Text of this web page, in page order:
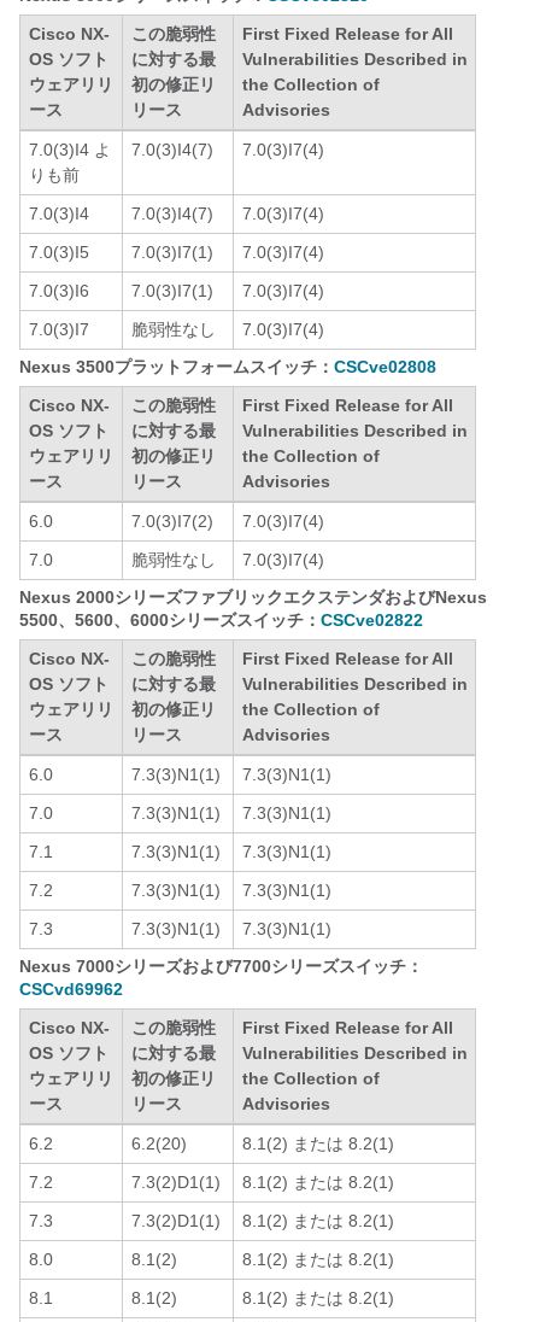
Cisco NX-
OS ソフト
ウェアリリ
ース
この脆弱性
に対する最
初の修正リ
リース
First Fixed Release for All
Vulnerabilities Described in
the Collection of
Advisories
7.0(3)I4 よ
りも前
7.0(3)I4(7) 7.0(3)I7(4)
7.0(3)I4 7.0(3)I4(7)
7.0(3)I7(4)
7.0(3)I5
7.0(3)I7(1)
7.0(3)I7(4)
7.0(3)I6
7.0(3)I7(1)
7.0(3)I7(4)
7.0(3)I7
脆弱性なし
7.0(3)I7(4)
Nexus 3500プラットフォームスイッチ： CSCve02808
Cisco NX-
OS ソフト
ウェアリリ
ース
この脆弱性
に対する最
初の修正リ
リース
First Fixed Release for All
Vulnerabilities Described in
the Collection of
Advisories
6.0 7.0(3)I7(2)
7.0(3)I7(4)
7.0
脆弱性なし
7.0(3)I7(4)
Nexus 2000シリーズファブリックエクステンダおよびNexus
5500、5600、6000シリーズスイッチ： CSCve02822
Cisco NX-
OS ソフト
ウェアリリ
ース
この脆弱性
に対する最
初の修正リ
リース
First Fixed Release for All
Vulnerabilities Described in
the Collection of
Advisories
6.0 7.3(3)N1(1)
7.3(3)N1(1)
7.0
7.3(3)N1(1)
7.3(3)N1(1)
7.1
7.3(3)N1(1)
7.3(3)N1(1)
7.2
7.3(3)N1(1)
7.3(3)N1(1)
7.3
7.3(3)N1(1)
7.3(3)N1(1)
Nexus 7000シリーズおよび7700シリーズスイッチ：
CSCvd69962
Cisco NX-
OS ソフト
ウェアリリ
ース
この脆弱性
に対する最
初の修正リ
リース
First Fixed Release for All
Vulnerabilities Described in
the Collection of
Advisories
6.2 6.2(20)
8.1(2) または 8.2(1)
7.2
7.3(2)D1(1)
8.1(2) または 8.2(1)
7.3
7.3(2)D1(1)
8.1(2) または 8.2(1)
8.0
8.1(2)
8.1(2) または 8.2(1)
8.1
8.1(2)
8.1(2) または 8.2(1)